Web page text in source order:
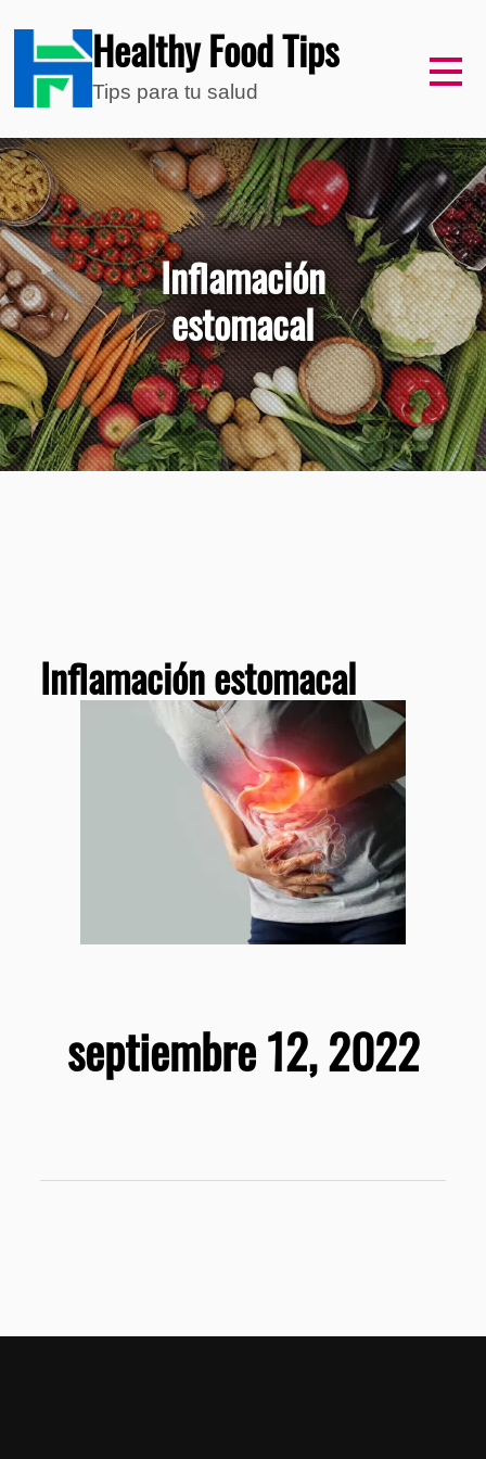
Healthy Food Tips
Tips para tu salud
Inflamación
estomacal
Inflamación estomacal
septiembre 12, 2022